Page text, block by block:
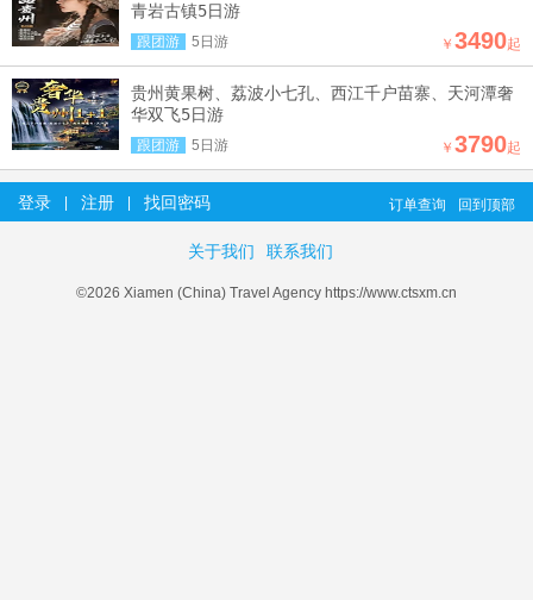
青岩古镇5日游
跟团游 5日游 ￥ 3490起
贵州黄果树、荔波小七孔、西江千户苗寨、天河潭奢
华双飞5日游
跟团游 5日游 ￥ 3790起
登录 注册 找回密码 回到顶部
订单查询
关于我们 联系我们
©2026 Xiamen (China) Travel Agency https://www.ctsxm.cn